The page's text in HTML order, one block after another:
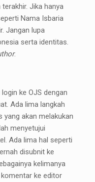
Jika hanya
Nama Isbaria
Jangan lupa
serta identitas.
.
ke OJS dengan
Ada lima langkah
yang akan melakukan
menyetujui
Ada lima hal seperti
disubnit ke
kelimanya
ke editor